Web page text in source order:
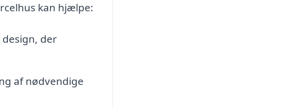
kan hjælpe:
der
af nødvendige